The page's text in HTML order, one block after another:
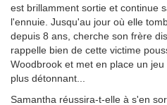
est brillamment sortie et continue
l'ennuie. Jusqu'au jour où elle
depuis 8 ans, cherche son frère
rappelle bien de cette victime
Woodbrook et met en place un
plus détonnant...
Samantha réussira-t-elle à s'en